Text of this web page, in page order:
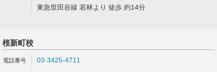
東急世田谷線 若林より 徒歩 約14分
桜新町校
03-3425-4711